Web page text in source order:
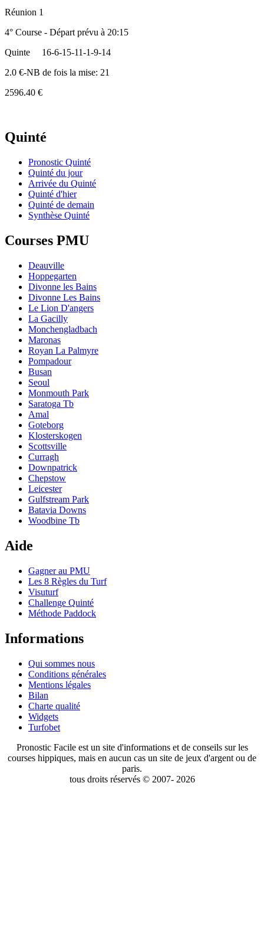
Réunion 1
4° Course - Départ prévu à 20:15
Quinte
16-6-15-11-1-9-14
2.0 €-NB de fois la mise: 21
2596.40 €
Quinté
Pronostic Quinté
Quinté du jour
Arrivée du Quinté
Quinté d'hier
Quinté de demain
Synthèse Quinté
Courses PMU
Deauville
Hoppegarten
Divonne les Bains
Divonne Les Bains
Le Lion D'angers
La Gacilly
Monchengladbach
Maronas
Royan La Palmyre
Pompadour
Busan
Seoul
Monmouth Park
Saratoga Tb
Amal
Goteborg
Klosterskogen
Scottsville
Curragh
Downpatrick
Chepstow
Leicester
Gulfstream Park
Batavia Downs
Woodbine Tb
Aide
Gagner au PMU
Les 8 Règles du Turf
Visuturf
Challenge Quinté
Méthode Paddock
Informations
Qui sommes nous
Conditions générales
Mentions légales
Bilan
Charte qualité
Widgets
Turfobet
Pronostic Facile est un site d'informations et de conseils sur les
courses hippiques, mais en aucun cas un site de jeux d'argent ou de
paris.
tous droits réservés © 2007- 2026